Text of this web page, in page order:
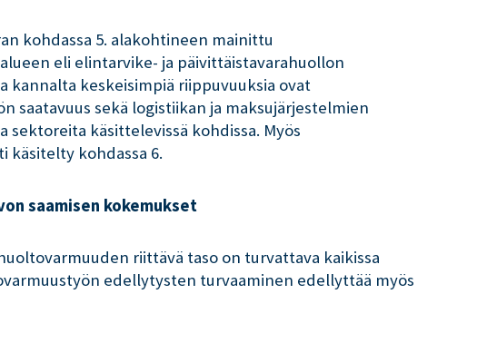
kohdassa 5. alakohtineen mainittu
eli elintarvike- ja päivittäistavarahuollon
kannalta keskeisimpiä riippuvuuksia ovat
saatavuus sekä logistiikan ja maksujärjestelmien
sektoreita käsittelevissä kohdissa. Myös
käsitelty kohdassa 6.
saamisen kokemukset
riittävä taso on turvattava kaikissa
edellytysten turvaaminen edellyttää myös